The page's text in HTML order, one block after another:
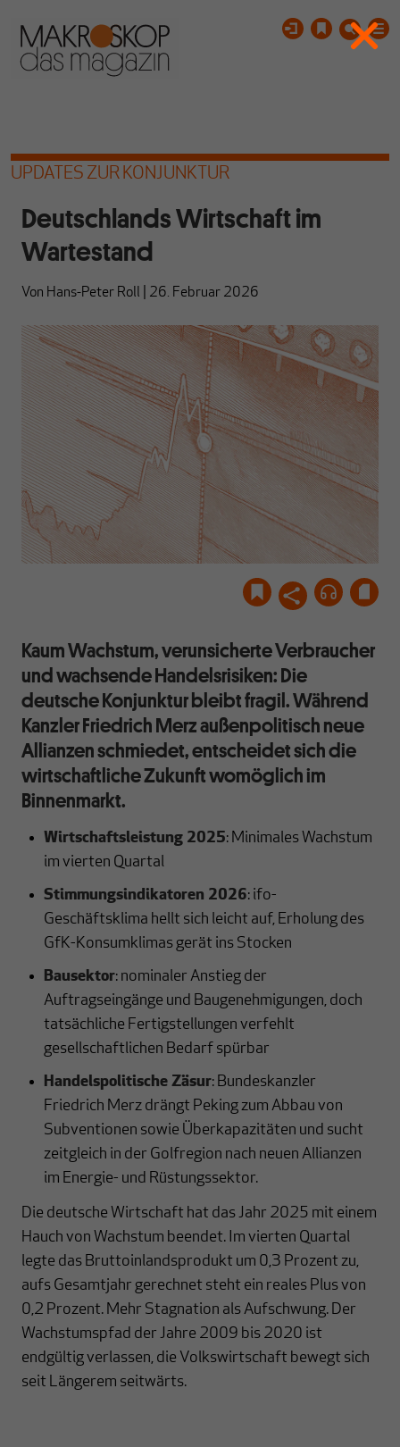
UPDATES ZUR KONJUNKTUR
Deutschlands Wirtschaft im
Wartestand
Von Hans-Peter Roll 26. Februar 2026
Kaum Wachstum, verunsicherte Verbraucher
und wachsende Handelsrisiken: Die
deutsche Konjunktur bleibt fragil. Während
Kanzler Friedrich Merz außenpolitisch neue
Allianzen schmiedet, entscheidet sich die
wirtschaftliche Zukunft womöglich im
Binnenmarkt.
Wirtschaftsleistung 2025: Minimales Wachstum
im vierten Quartal
Stimmungsindikatoren 2026: ifo-
Geschäftsklima hellt sich leicht auf, Erholung des
GfK-Konsumklimas gerät ins Stocken
Bausektor: nominaler Anstieg der
Auftragseingänge und Baugenehmigungen, doch
tatsächliche Fertigstellungen verfehlt
gesellschaftlichen Bedarf spürbar
Handelspolitische Zäsur: Bundeskanzler
Friedrich Merz drängt Peking zum Abbau von
Subventionen sowie Überkapazitäten und sucht
zeitgleich in der Golfregion nach neuen Allianzen
im Energie- und Rüstungssektor.
Die deutsche Wirtschaft hat das Jahr 2025 mit einem
Hauch von Wachstum beendet. Im vierten Quartal
legte das Bruttoinlandsprodukt um 0,3 Prozent zu,
aufs Gesamtjahr gerechnet steht ein reales Plus von
0,2 Prozent. Mehr Stagnation als Aufschwung. Der
Wachstumspfad der Jahre 2009 bis 2020 ist
endgültig verlassen, die Volkswirtschaft bewegt sich
seit Längerem seitwärts.